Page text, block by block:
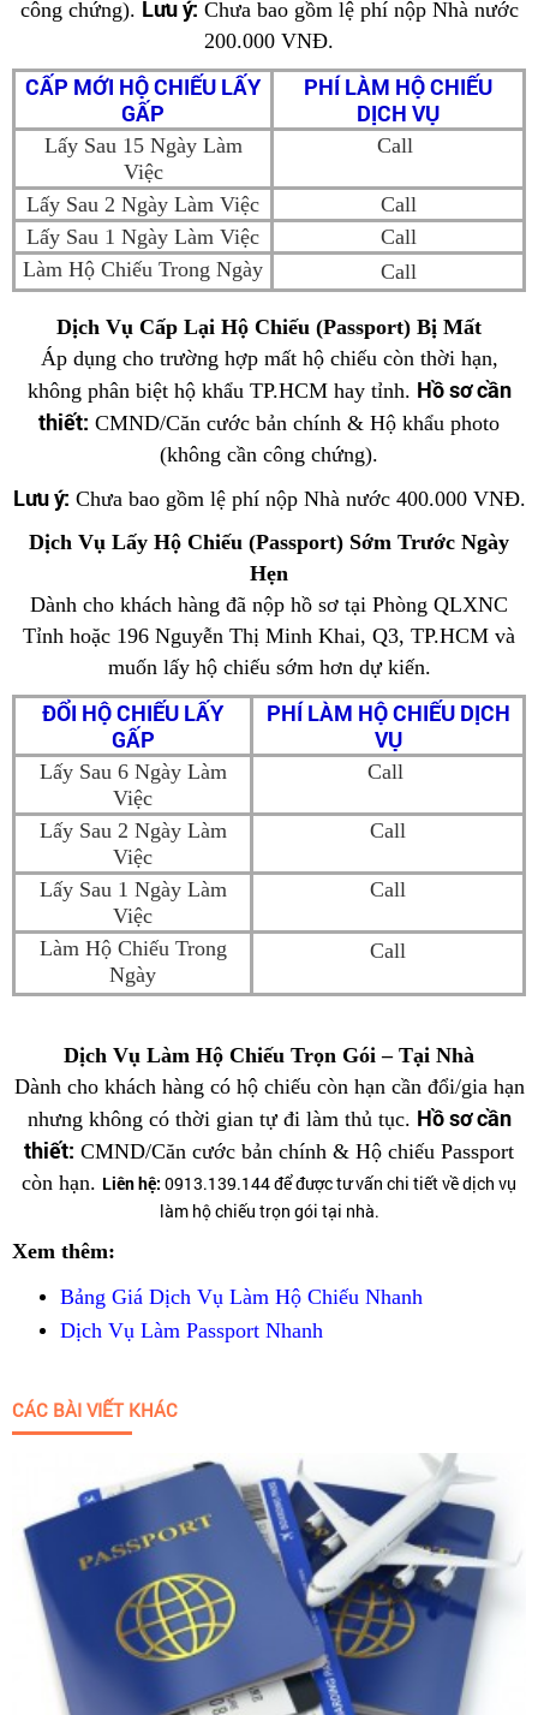
công chứng). Lưu ý: Chưa bao gồm lệ phí nộp Nhà nước
200.000 VNĐ.
CẤP MỚI HỘ CHIẾU LẤY
GẤP
PHÍ LÀM HỘ CHIẾU
DỊCH VỤ
Lấy Sau 15 Ngày Làm
Việc
Call
Lấy Sau 2 Ngày Làm Việc
Call
Lấy Sau 1 Ngày Làm Việc
Call
Làm Hộ Chiếu Trong Ngày
Call
Dịch Vụ Cấp Lại Hộ Chiếu (Passport) Bị Mất
Áp dụng cho trường hợp mất hộ chiếu còn thời hạn,
không phân biệt hộ khẩu TP.HCM hay tỉnh. Hồ sơ cần
thiết: CMND/Căn cước bản chính & Hộ khẩu photo
(không cần công chứng).
Lưu ý: Chưa bao gồm lệ phí nộp Nhà nước 400.000 VNĐ.
Dịch Vụ Lấy Hộ Chiếu (Passport) Sớm Trước Ngày
Hẹn
Dành cho khách hàng đã nộp hồ sơ tại Phòng QLXNC
Tỉnh hoặc 196 Nguyễn Thị Minh Khai, Q3, TP.HCM và
muốn lấy hộ chiếu sớm hơn dự kiến.
ĐỔI HỘ CHIẾU LẤY
GẤP
PHÍ LÀM HỘ CHIẾU DỊCH
VỤ
Lấy Sau 6 Ngày Làm
Việc
Call
Lấy Sau 2 Ngày Làm
Việc
Call
Lấy Sau 1 Ngày Làm
Việc
Call
Làm Hộ Chiếu Trong
Ngày
Call
Dịch Vụ Làm Hộ Chiếu Trọn Gói – Tại Nhà
Dành cho khách hàng có hộ chiếu còn hạn cần đổi/gia hạn
nhưng không có thời gian tự đi làm thủ tục. Hồ sơ cần
thiết: CMND/Căn cước bản chính & Hộ chiếu Passport
còn hạn. Liên hệ: 0913.139.144 để được tư vấn chi tiết về dịch vụ
làm hộ chiếu trọn gói tại nhà.
Xem thêm:
Bảng Giá Dịch Vụ Làm Hộ Chiếu Nhanh
Dịch Vụ Làm Passport Nhanh
CÁC BÀI VIẾT KHÁC